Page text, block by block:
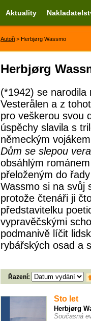
Aktuality
Autoři > Herbjørg Wassmo
Herbjørg
(*1942) se
Vesterålen a z
pro veškerou svou
úspěchy slavila s
německým
Dům se slepou
obsáhlým
přeloženým do
Wassmo si na svůj
protože čtenáři ji
představitelku
vypravěčskými
podmanivě líčit
rybářských osad a
Řazení:
Sto let
Herbjørg
Současná